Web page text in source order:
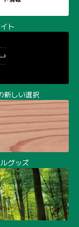
ト
新しい選択
グッズ